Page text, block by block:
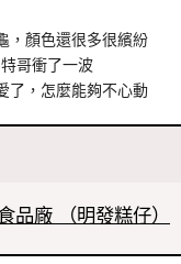
，顏色還很多很繽紛
哥衝了一波
了，怎麼能夠不心動
品廠 （明發糕仔）